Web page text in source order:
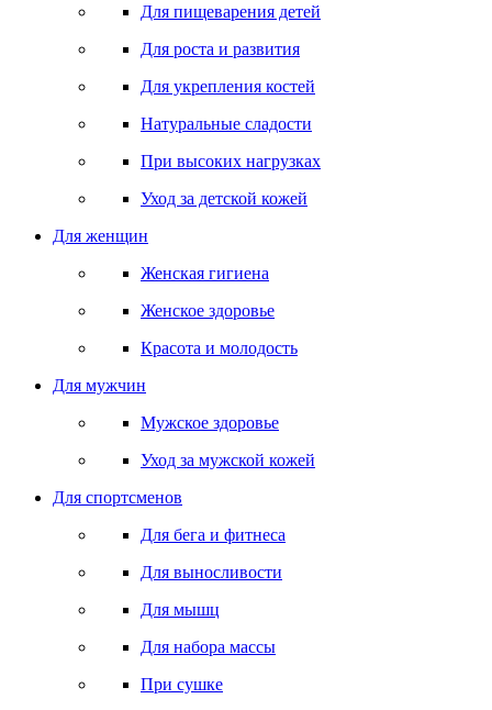
Для пищеварения детей
Для роста и развития
Для укрепления костей
Натуральные сладости
При высоких нагрузках
Уход за детской кожей
Для женщин
Женская гигиена
Женское здоровье
Красота и молодость
Для мужчин
Мужское здоровье
Уход за мужской кожей
Для спортсменов
Для бега и фитнеса
Для выносливости
Для мышц
Для набора массы
При сушке